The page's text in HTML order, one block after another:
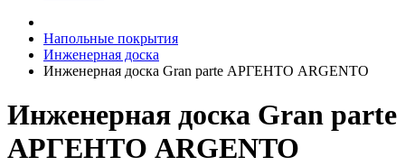
Напольные покрытия
Инженерная доска
Инженерная доска Gran parte АРГЕНТО ARGENTO
Инженерная доска Gran parte
АРГЕНТО ARGENTO